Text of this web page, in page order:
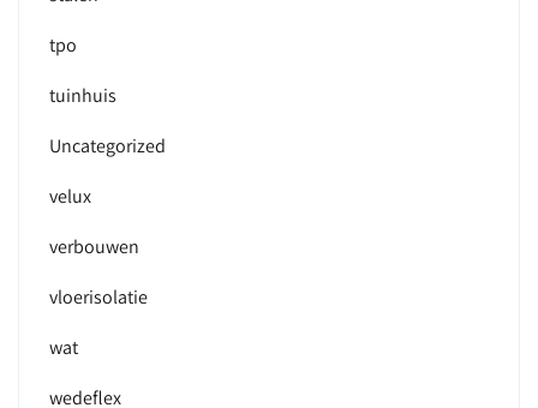
tpo
tuinhuis
Uncategorized
velux
verbouwen
vloerisolatie
wat
wedeflex